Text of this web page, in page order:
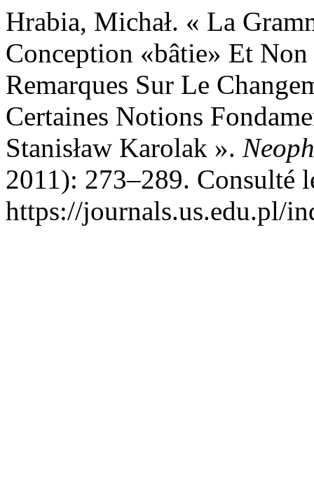
Hrabia, Michał. « La
Conception «bâtie» Et Non
Remarques Sur Le
Certaines Notions
Stanisław Karolak ».
2011): 273–289. Consulté
https://journals.us.edu.pl/